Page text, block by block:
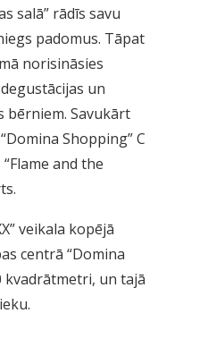
salā” rādīs savu
padomus. Tāpat
norisināsies
un
bērniem. Savukārt
Shopping” C
and the
veikala kopējā
centrā “Domina
kvadrātmetri, un tajā